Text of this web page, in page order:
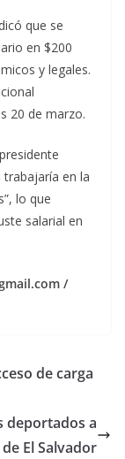
que se
en $200
y legales.
20 de marzo.
en la
lo que
salarial en
/
de carga
deportados a
El Salvador